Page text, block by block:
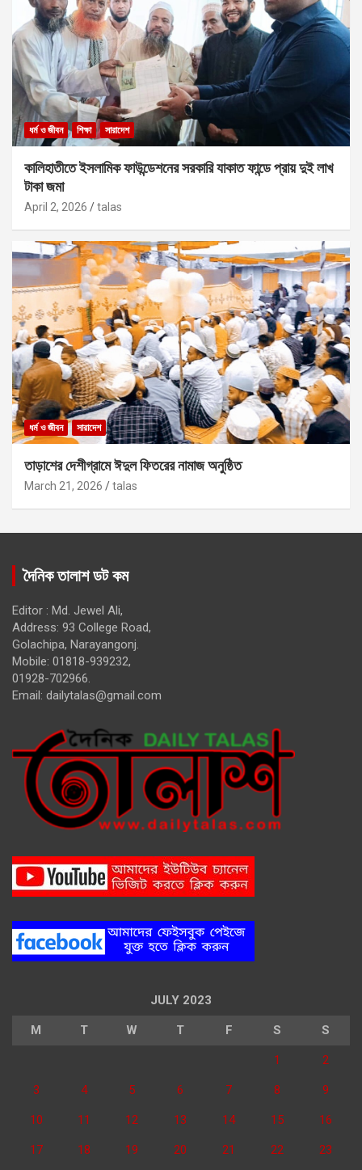
ধর্ম ও জীবন শিক্ষা সারাদেশ
কালিহাতীতে ইসলামিক ফাউন্ডেশনের সরকারি যাকাত ফান্ডে প্রায় দুই লাখ
টাকা জমা
April 2, 2026 talas
ধর্ম ও জীবন সারাদেশ
তাড়াশের দেশীগ্রামে ঈদুল ফিতরের নামাজ অনুষ্ঠিত
March 21, 2026 talas
দৈনিক তালাশ ডট কম
Editor : Md. Jewel Ali,
Address: 93 College Road,
Golachipa, Narayangonj.
Mobile: 01818-939232,
01928-702966.
Email: dailytalas@gmail.com
JULY 2023
M T W T F S S
1 2
3 4 5 6 7 8 9
10 11 12 13 14 15 16
17 18 19 20 21 22 23